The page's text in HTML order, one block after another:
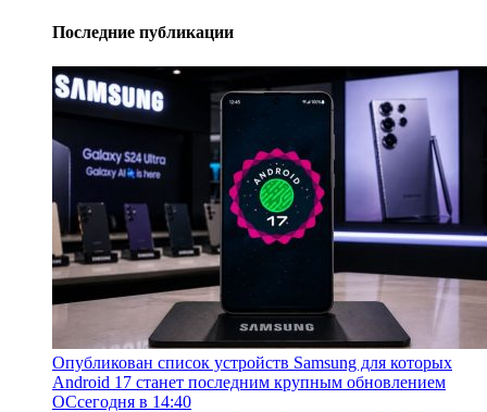
Последние публикации
Опубликован список устройств Samsung для которых
Android 17 станет последним крупным обновлением
ОСсегодня в 14:40